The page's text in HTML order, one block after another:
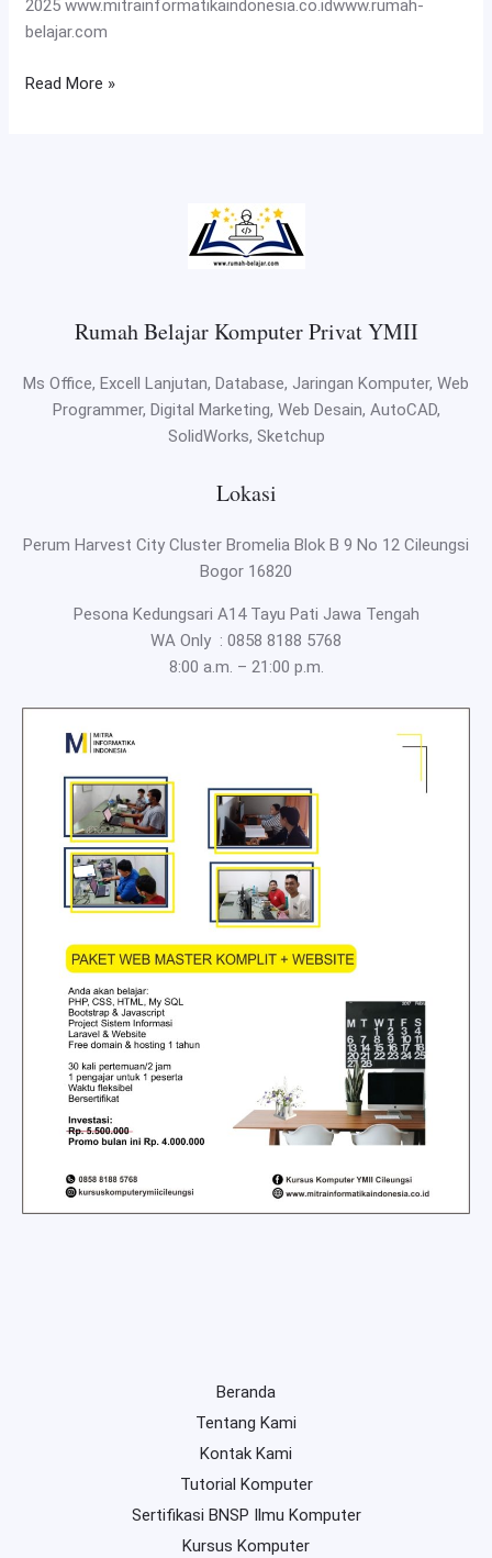
2025 www.mitrainformatikaindonesia.co.idwww.rumah-
belajar.com
Read More »
Rumah Belajar Komputer Privat YMII
Ms Office, Excell Lanjutan, Database, Jaringan Komputer, Web
Programmer, Digital Marketing, Web Desain, AutoCAD,
SolidWorks, Sketchup
Lokasi
Perum Harvest City Cluster Bromelia Blok B 9 No 12 Cileungsi
Bogor 16820
Pesona Kedungsari A14 Tayu Pati Jawa Tengah
WA Only : 0858 8188 5768
8:00 a.m. – 21:00 p.m.
Beranda
Tentang Kami
Kontak Kami
Tutorial Komputer
Sertifikasi BNSP Ilmu Komputer
Kursus Komputer